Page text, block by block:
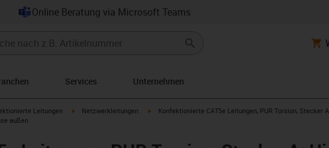
Online Beratung via Microsoft Teams
Services Unternehmen
arrow-rightLeitungen igus-icon-arrow-right
Netzwerkleitungen igus-icon-arrow-right
Konfektionierte CAT5e Leitungen, PUR Torsion, Stecker
außen